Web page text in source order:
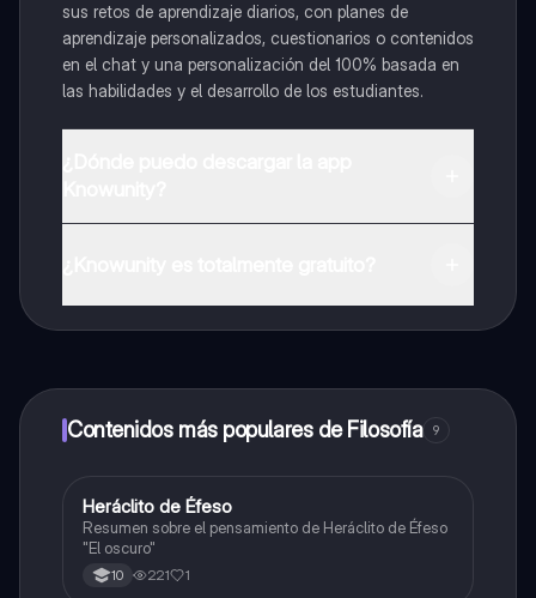
sus retos de aprendizaje diarios, con planes de
aprendizaje personalizados, cuestionarios o contenidos
en el chat y una personalización del 100% basada en
las habilidades y el desarrollo de los estudiantes.
a determinadas funciones.
Contenidos más populares de Filosofía 9
Filosofía
Heráclito de Éfeso
Resumen sobre el pensamiento de Heráclito de Éfeso
"El oscuro"
10 221 1